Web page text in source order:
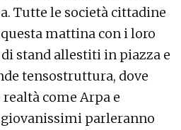
Tutte le società cittadine
mattina con i loro
stand allestiti in piazza e
tensostruttura, dove
come Arpa e
parleranno